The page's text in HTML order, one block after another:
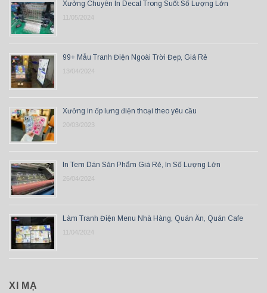
Xưởng Chuyên In Decal Trong Suốt Số Lượng Lớn
11/05/2024
99+ Mẫu Tranh Điện Ngoài Trời Đẹp, Giá Rẻ
13/04/2024
Xưởng in ốp lưng điện thoại theo yêu cầu
20/03/2023
In Tem Dán Sản Phẩm Giá Rẻ, In Số Lượng Lớn
26/04/2024
Làm Tranh Điện Menu Nhà Hàng, Quán Ăn, Quán Cafe
11/04/2024
XI MẠ